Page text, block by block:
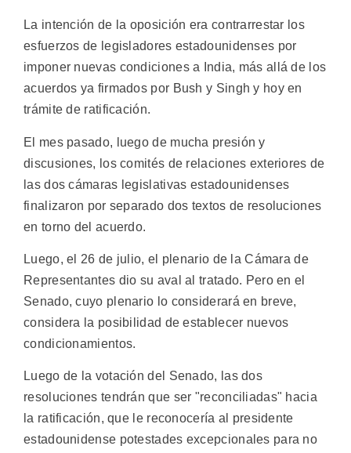
La intención de la oposición era contrarrestar los
esfuerzos de legisladores estadounidenses por
imponer nuevas condiciones a India, más allá de los
acuerdos ya firmados por Bush y Singh y hoy en
trámite de ratificación.
El mes pasado, luego de mucha presión y
discusiones, los comités de relaciones exteriores de
las dos cámaras legislativas estadounidenses
finalizaron por separado dos textos de resoluciones
en torno del acuerdo.
Luego, el 26 de julio, el plenario de la Cámara de
Representantes dio su aval al tratado. Pero en el
Senado, cuyo plenario lo considerará en breve,
considera la posibilidad de establecer nuevos
condicionamientos.
Luego de la votación del Senado, las dos
resoluciones tendrán que ser "reconciliadas" hacia
la ratificación, que le reconocería al presidente
estadounidense potestades excepcionales para no